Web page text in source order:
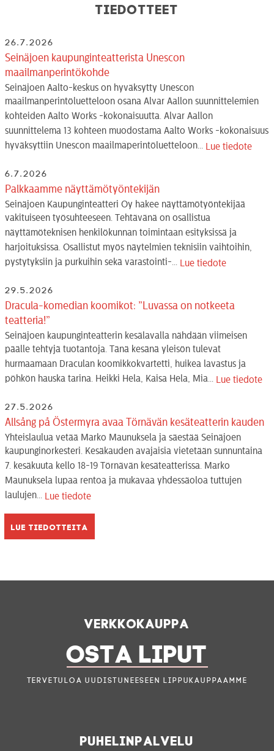
Tiedotteet
26.7.2026
Seinäjoen kaupunginteatterista Unescon
maailmanperintökohde
Seinäjoen Aalto-keskus on hyväksytty Unescon
maailmanperintöluetteloon osana Alvar Aallon suunnittelemien
kohteiden Aalto Works -kokonaisuutta. Alvar Aallon
suunnittelema 13 kohteen muodostama Aalto Works -kokonaisuus
hyväksyttiin Unescon maailmaperintöluetteloon... Lue tiedote
6.7.2026
Palkkaamme näyttämötyöntekijän
Seinäjoen Kaupunginteatteri Oy hakee näyttämötyöntekijää
vakituiseen työsuhteeseen. Tehtävänä on osallistua
näyttämöteknisen henkilökunnan toimintaan esityksissä ja
harjoituksissa. Osallistut myös näytelmien teknisiin vaihtoihin,
pystytyksiin ja purkuihin sekä varastointi-... Lue tiedote
29.5.2026
Dracula-komedian koomikot: ”Luvassa on notkeeta
teatteria!”
Seinäjoen kaupunginteatterin kesälavalla nähdään viimeisen
päälle tehtyjä tuotantoja. Tänä kesänä yleisön tulevat
hurmaamaan Draculan koomikkokvartetti, huikea lavastus ja
pöhkön hauska tarina. Heikki Hela, Kaisa Hela, Mia... Lue tiedote
27.5.2026
Allsång på Östermyra avaa Törnävän kesäteatterin kauden
Yhteislaulua vetää Marko Maunuksela ja säestää Seinäjoen
kaupunginorkesteri. Kesäkauden avajaisia vietetään sunnuntaina
7. kesäkuuta kello 18-19 Törnävän kesäteatterissa. Marko
Maunuksela lupaa rentoa ja mukavaa yhdessäoloa tuttujen
laulujen... Lue tiedote
Lue tiedotteita
Verkkokauppa
OSTA LIPUT
Tervetuloa uudistuneeseen lippukauppaamme
Puhelinpalvelu